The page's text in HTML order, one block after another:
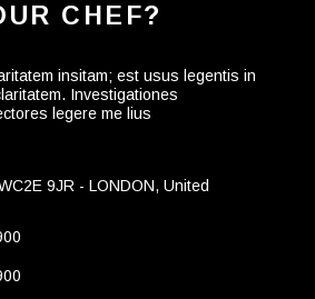
CHEF?
insitam; est usus legentis in
Investigationes
legere me lius
9JR - LONDON, United